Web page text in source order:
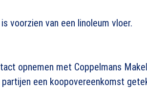
voorzien van een linoleum vloer.
opnemen met Coppelmans
een koopovereenkomst